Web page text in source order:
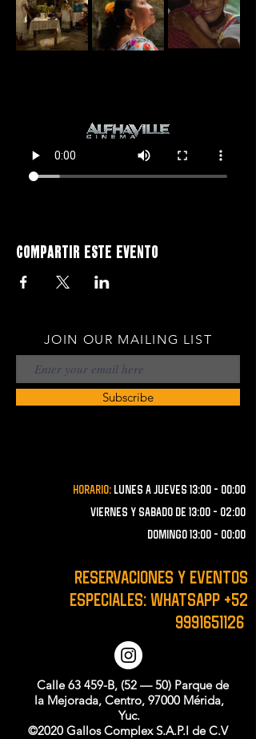
Compartir este evento
JOIN OUR MAILING LIST
Subscribe
Horario: lunes a JUEVES 13:00 - 00:00
VIERNES Y SABADO de 13:00 - 02:00
domingo 13:00 - 00:00
RESERVACIONES y EVENTOS
ESPECIALES: WHATSAPP +52
9991651126
Calle 63 459-B, (52 — 50) Parque de
la Mejorada, Centro, 97000 Mérida,
Yuc.
©2020 Gallos Complex S.A.P.I de C.V